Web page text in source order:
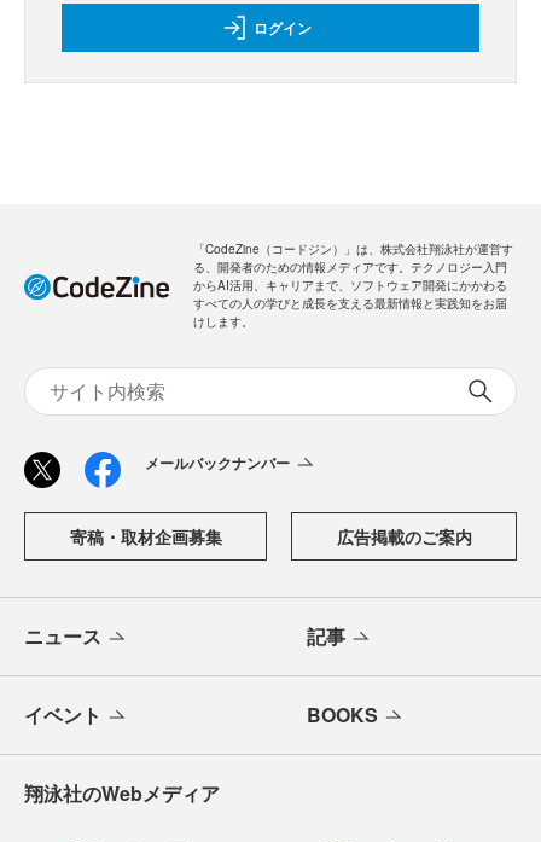
ログイン
「CodeZine（コードジン）」は、株式会社翔泳社が運営す
る、開発者のための情報メディアです。テクノロジー入門
からAI活用、キャリアまで、ソフトウェア開発にかかわる
すべての人の学びと成長を支える最新情報と実践知をお届
けします。
メールバックナンバー
寄稿・取材企画募集 広告掲載のご案内
ニュース 記事
イベント BOOKS
翔泳社のWebメディア